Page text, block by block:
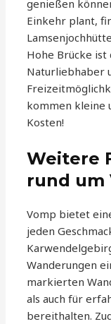
genießen
Einkehr plant,
Hohe Brücke
Naturliebhaber
kommen kleine
Kosten!
Weitere
rund um
Vomp bietet
jeden
Wanderungen
markierten
als auch für
bereithalten.